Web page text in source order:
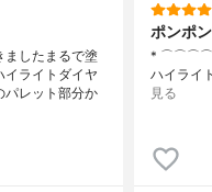
ましたまるで塗
イライトダイヤ
パレット部分か
ポンポ
*
ハイライ
見る